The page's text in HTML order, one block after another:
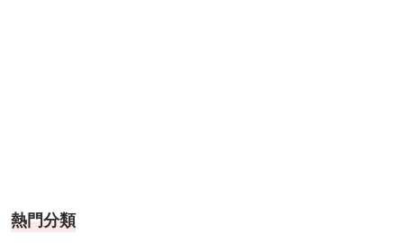
熱門分類